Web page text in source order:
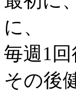
に、
毎週1
その後